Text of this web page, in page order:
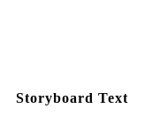
Storyboard Text